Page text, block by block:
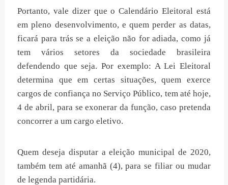
Portanto, vale dizer que o Calendário Eleitoral está
em pleno desenvolvimento, e quem perder as datas,
ficará para trás se a eleição não for adiada, como já
tem vários setores da sociedade brasileira
defendendo que seja. Por exemplo: A Lei Eleitoral
determina que em certas situações, quem exerce
cargos de confiança no Serviço Público, tem até hoje,
4 de abril, para se exonerar da função, caso pretenda
concorrer a um cargo eletivo.
Quem deseja disputar a eleição municipal de 2020,
também tem até amanhã (4), para se filiar ou mudar
de legenda partidária.